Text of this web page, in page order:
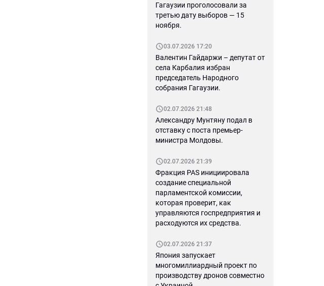
Гагаузии проголосовали за
третью дату выборов — 15
ноября.
03.07.2026 17:20
Валентин Гайдаржи – депутат от
села Карбалия избран
председатель Народного
собрания Гагаузии.
02.07.2026 21:48
Александру Мунтяну подал в
отставку с поста премьер-
министра Молдовы.
02.07.2026 21:39
Фракция PAS инициировала
создание специальной
парламентской комиссии,
которая проверит, как
управляются госпредприятия и
расходуются их средства.
02.07.2026 21:37
Япония запускает
многомиллиардный проект по
производству дронов совместно